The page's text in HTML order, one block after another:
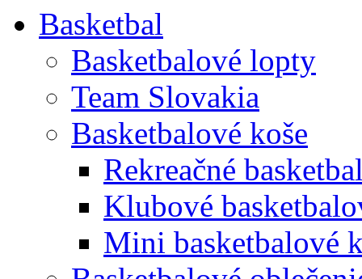
Basketbal
Basketbalové lopty
Team Slovakia
Basketbalové koše
Rekreačné
Klubové
Mini basketbalové